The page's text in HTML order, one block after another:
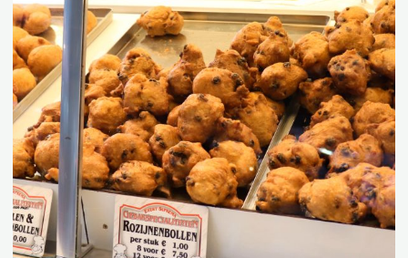
Geld terug voor
gebruikte
oliebollenolie
Inleveren is de moeite waard en
loont!